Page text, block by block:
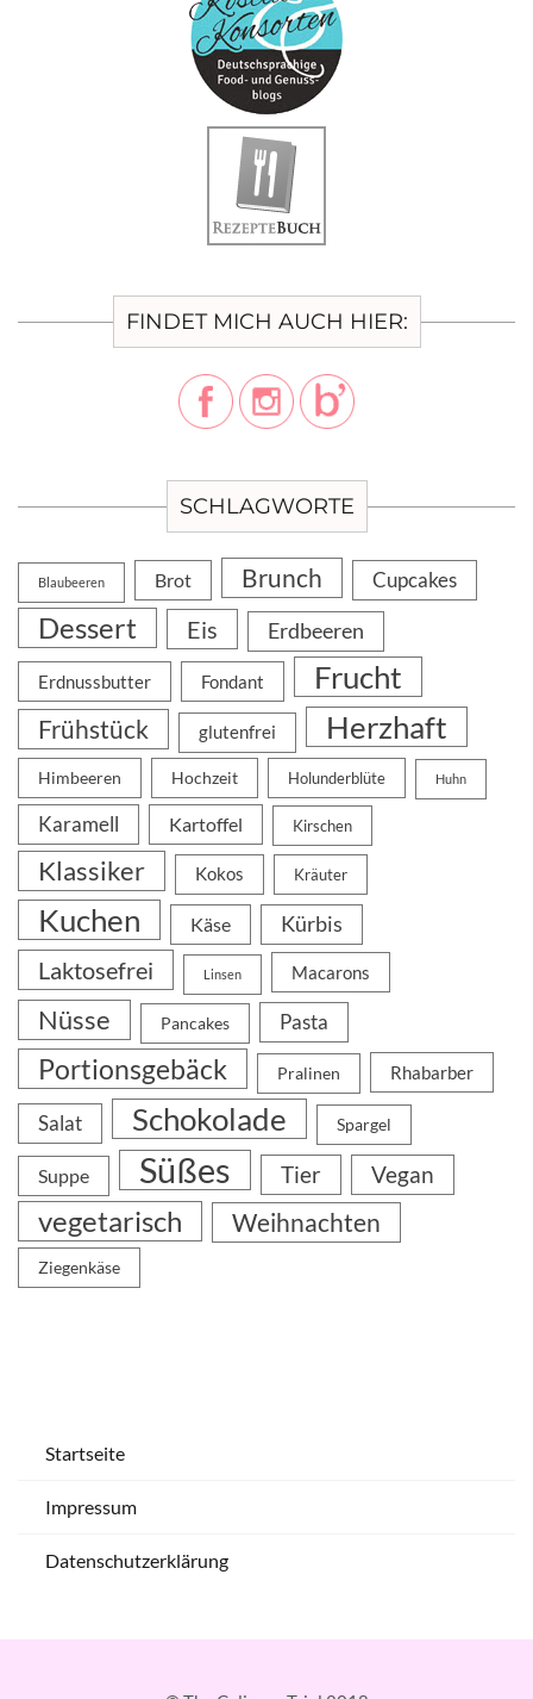
FINDET MICH AUCH HIER:
SCHLAGWORTE
Blaubeeren Brot Brunch Cupcakes
Dessert Eis Erdbeeren
Erdnussbutter Fondant Frucht
Frühstück glutenfrei Herzhaft
Himbeeren Hochzeit Holunderblüte Huhn
Karamell Kartoffel Kirschen
Klassiker Kokos Kräuter
Kuchen Käse Kürbis
Laktosefrei Linsen Macarons
Nüsse Pancakes Pasta
Portionsgebäck Pralinen Rhabarber
Salat Schokolade Spargel
Suppe Süßes Tier Vegan
vegetarisch Weihnachten
Ziegenkäse
Startseite
Impressum
Datenschutzerklärung